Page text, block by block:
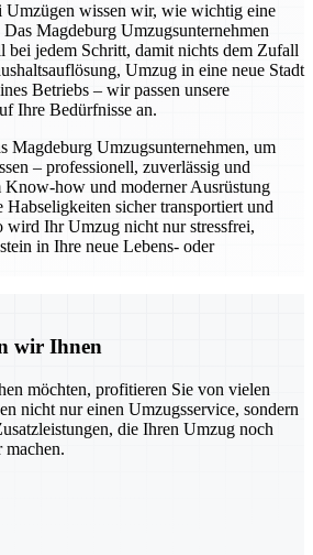
Umzügen wissen wir, wie wichtig eine
Magdeburg Umzugsunternehmen
bei jedem Schritt, damit nichts dem Zufall
Umzug in eine neue Stadt
Betriebs – wir passen unsere
Ihre Bedürfnisse an.
Magdeburg Umzugsunternehmen, um
– professionell, zuverlässig und
Know-how und moderner Ausrüstung
Habseligkeiten sicher transportiert und
wird Ihr Umzug nicht nur stressfrei,
in Ihre neue Lebens- oder
wir Ihnen
möchten, profitieren Sie von vielen
nicht nur einen Umzugsservice, sondern
die Ihren Umzug noch
machen.